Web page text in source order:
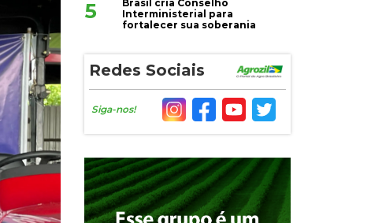
5
Brasil cria Conselho
Interministerial para
fortalecer sua soberania
Redes Sociais
Siga-nos!